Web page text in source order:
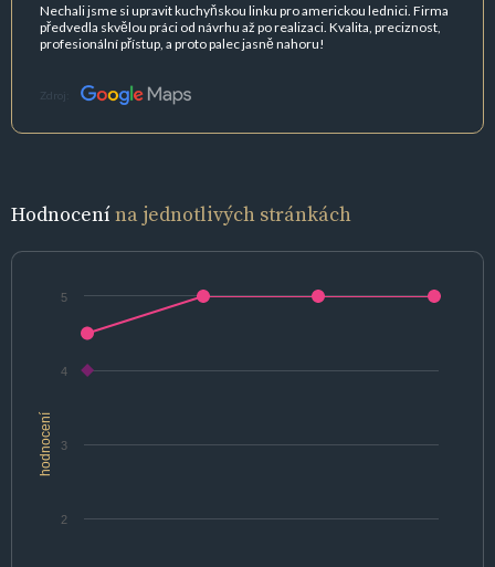
Nechali jsme si upravit kuchyňskou linku pro americkou lednici. Firma
předvedla skvělou práci od návrhu až po realizaci. Kvalita, preciznost,
profesionální přístup, a proto palec jasně nahoru!
Zdroj:
Hodnocenína jednotlivých stránkách
hodnocení
2
3
4
5